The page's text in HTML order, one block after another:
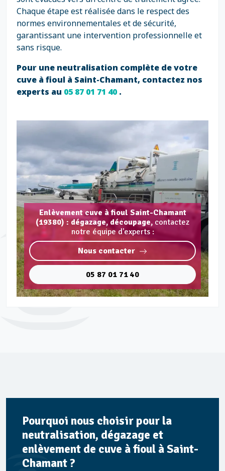
Chaque étape est réalisée dans le respect des
normes environnementales et de sécurité,
garantissant une intervention professionnelle et
sans risque.
Pour une neutralisation complète de votre
cuve à fioul à Saint-Chamant, contactez nos
experts au 05 87 01 71 40.
Enlèvement cuve à fioul Saint-Chamant
(19380) : dégazage, découpage, contactez
notre équipe d'experts :
Nous contacter
05 87 01 71 40
Pourquoi nous choisir pour la
neutralisation, dégazage et
enlèvement de cuve à fioul à Saint-
Chamant ?